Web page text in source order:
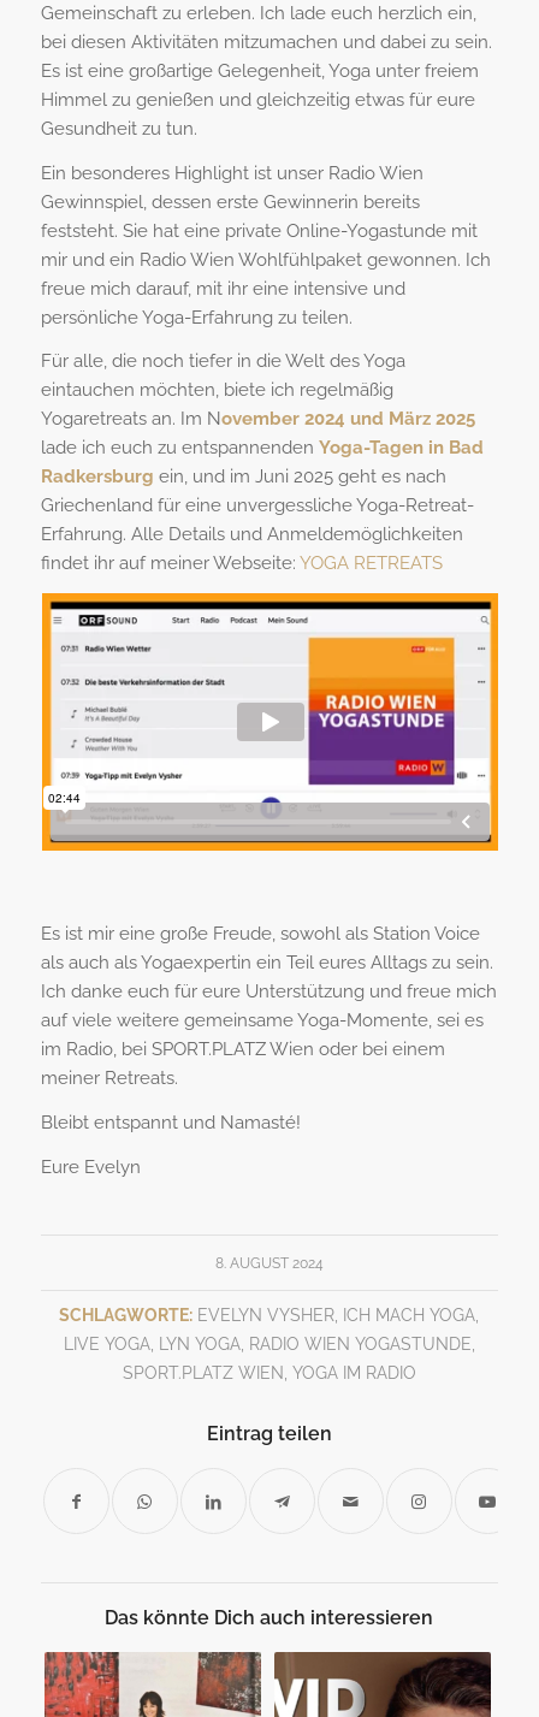
Gemeinschaft zu erleben. Ich lade euch herzlich ein,
bei diesen Aktivitäten mitzumachen und dabei zu sein.
Es ist eine großartige Gelegenheit, Yoga unter freiem
Himmel zu genießen und gleichzeitig etwas für eure
Gesundheit zu tun.
Ein besonderes Highlight ist unser Radio Wien
Gewinnspiel, dessen erste Gewinnerin bereits
feststeht. Sie hat eine private Online-Yogastunde mit
mir und ein Radio Wien Wohlfühlpaket gewonnen. Ich
freue mich darauf, mit ihr eine intensive und
persönliche Yoga-Erfahrung zu teilen.
Für alle, die noch tiefer in die Welt des Yoga
eintauchen möchten, biete ich regelmäßig
Yogaretreats an. Im November 2024 und März 2025
lade ich euch zu entspannenden Yoga-Tagen in Bad
Radkersburg ein, und im Juni 2025 geht es nach
Griechenland für eine unvergessliche Yoga-Retreat-
Erfahrung. Alle Details und Anmeldemöglichkeiten
findet ihr auf meiner Webseite: YOGA RETREATS
Es ist mir eine große Freude, sowohl als Station Voice
als auch als Yogaexpertin ein Teil eures Alltags zu sein.
Ich danke euch für eure Unterstützung und freue mich
auf viele weitere gemeinsame Yoga-Momente, sei es
im Radio, bei SPORT.PLATZ Wien oder bei einem
meiner Retreats.
Bleibt entspannt und Namasté!
Eure Evelyn
8. AUGUST 2024
SCHLAGWORTE: EVELYN VYSHER, ICH MACH YOGA,
LIVE YOGA, LYN YOGA, RADIO WIEN YOGASTUNDE,
SPORT.PLATZ WIEN, YOGA IM RADIO
Eintrag teilen
Das könnte Dich auch interessieren